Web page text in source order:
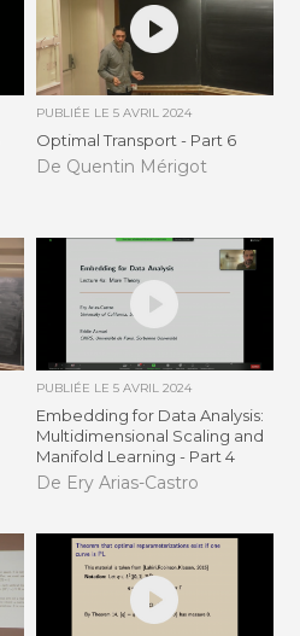
PUBLIÉE LE 5 AVRIL 2024
Optimal Transport - Part 6
De Quentin Mérigot
PUBLIÉE LE 5 AVRIL 2024
Embedding for Data Analysis:
Multidimensional Scaling and
Manifold Learning - Part 4
De Ery Arias-Castro